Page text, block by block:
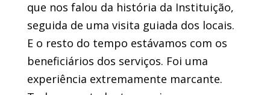
que nos falou da história da Instituição,
seguida de uma visita guiada dos locais.
E o resto do tempo estávamos com os
beneficiários dos serviços. Foi uma
experiência extremamente marcante.